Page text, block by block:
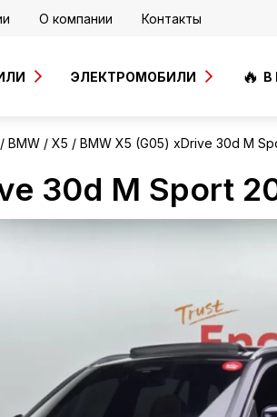
О компании Контакты
ЭЛЕКТРОМОБИЛИ В
BMW X5 BMW X5 (G05) xDrive 30d M
30d M Sport